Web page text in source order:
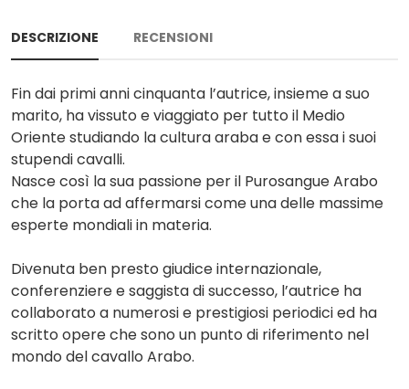
DESCRIZIONE RECENSIONI
Fin dai primi anni cinquanta l’autrice, insieme a suo
marito, ha vissuto e viaggiato per tutto il Medio
Oriente studiando la cultura araba e con essa i suoi
stupendi cavalli.
Nasce così la sua passione per il Purosangue Arabo
che la porta ad affermarsi come una delle massime
esperte mondiali in materia.
Divenuta ben presto giudice internazionale,
conferenziere e saggista di successo, l’autrice ha
collaborato a numerosi e prestigiosi periodici ed ha
scritto opere che sono un punto di riferimento nel
mondo del cavallo Arabo.